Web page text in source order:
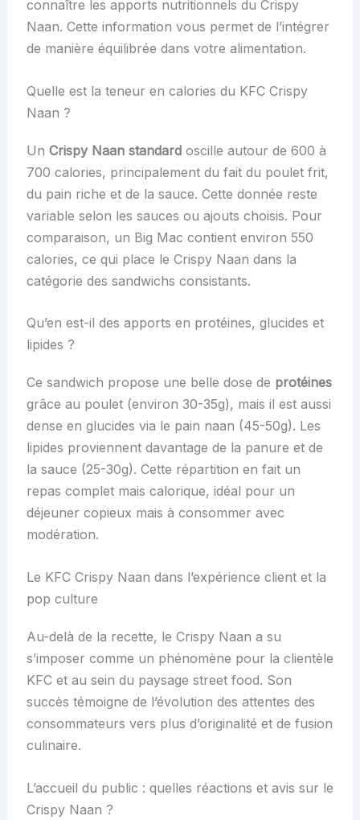
connaître les apports nutritionnels du Crispy
Naan. Cette information vous permet de l’intégrer
de manière équilibrée dans votre alimentation.
Quelle est la teneur en calories du KFC Crispy
Naan ?
Un Crispy Naan standardoscille autour de 600 à
700 calories, principalement du fait du poulet frit,
du pain riche et de la sauce. Cette donnée reste
variable selon les sauces ou ajouts choisis. Pour
comparaison, un Big Mac contient environ 550
calories, ce qui place le Crispy Naan dans la
catégorie des sandwichs consistants.
Qu’en est-il des apports en protéines, glucides et
lipides ?
Ce sandwich propose une belle dose de protéines
grâce au poulet (environ 30-35g), mais il est aussi
dense en glucides via le pain naan (45-50g). Les
lipides proviennent davantage de la panure et de
la sauce (25-30g). Cette répartition en fait un
repas complet mais calorique, idéal pour un
déjeuner copieux mais à consommer avec
modération.
Le KFC Crispy Naan dans l’expérience client et la
pop culture
Au-delà de la recette, le Crispy Naan a su
s’imposer comme un phénomène pour la clientèle
KFC et au sein du paysage street food. Son
succès témoigne de l’évolution des attentes des
consommateurs vers plus d’originalité et de fusion
culinaire.
L’accueil du public : quelles réactions et avis sur le
Crispy Naan ?